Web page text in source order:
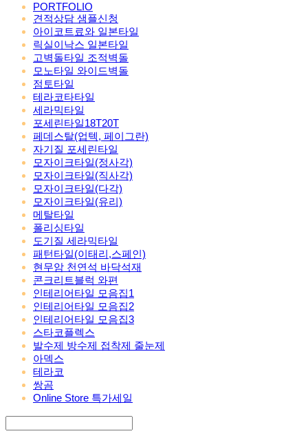
PORTFOLIO
견적상담 샘플신청
아이코트료와 일본타일
릭실이낙스 일본타일
고벽돌타일 조적벽돌
모노타일 와이드벽돌
점토타일
테라코타타일
세라믹타일
포세린타일18T20T
페데스탈(업텍, 페이그란)
자기질 포세린타일
모자이크타일(정사각)
모자이크타일(직사각)
모자이크타일(다각)
모자이크타일(유리)
메탈타일
폴리싱타일
도기질 세라믹타일
패턴타일(이태리,스페인)
현무암 천연석 바닥석재
콘크리트블럭 와편
인테리어타일 모음집1
인테리어타일 모음집2
인테리어타일 모음집3
스타코플렉스
발수제 방수제 접착제 줄눈제
아덱스
테라코
쌍곰
Online Store 특가세일